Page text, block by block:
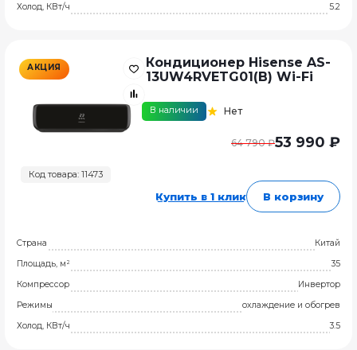
Холод, КВт/ч
5.2
АКЦИЯ
Код товара: 11473
Кондиционер Hisense AS-
13UW4RVETG01(B) Wi-Fi
В наличии Нет
64 790 ₽53 990 ₽
Купить в 1 клик В корзину
Страна
Китай
Площадь, м²
35
Компрессор
Инвертор
Режимы
охлаждение и обогрев
Холод, КВт/ч
3.5